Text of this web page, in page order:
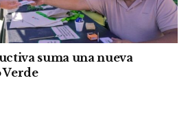
suma una nueva
Verde